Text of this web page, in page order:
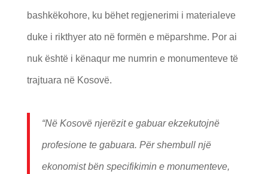
bashkëkohore, ku bëhet regjenerimi i materialeve
duke i rikthyer ato në formën e mëparshme. Por ai
nuk është i kënaqur me numrin e monumenteve të
trajtuara në Kosovë.
“Në Kosovë njerëzit e gabuar ekzekutojnë
profesione te gabuara. Për shembull një
ekonomist bën specifikimin e monumenteve,